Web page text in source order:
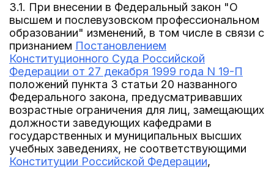
3.1. При внесении в Федеральный закон "О
высшем и послевузовском профессиональном
образовании" изменений, в том числе в связи с
признанием Постановлением
Конституционного Суда Российской
Федерации от 27 декабря 1999 года N 19-П
положений пункта 3 статьи 20 названного
Федерального закона, предусматривавших
возрастные ограничения для лиц, замещающих
должности заведующих кафедрами в
государственных и муниципальных высших
учебных заведениях, не соответствующими
Конституции Российской Федерации,